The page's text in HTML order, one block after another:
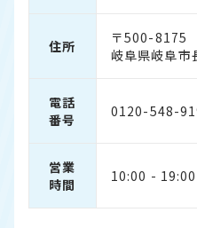
住所
〒500-8175
岐阜県岐阜
電話
番号
0120-548-
営業
時間
10:00 - 19:00